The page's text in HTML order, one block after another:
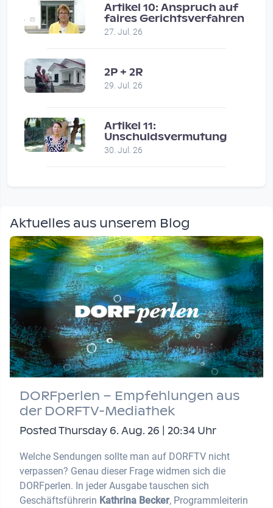
Artikel 10: Anspruch auf
faires Gerichtsverfahren
27. Jul. 26
2P + 2R
29. Jul. 26
Artikel 11:
Unschuldsvermutung
30. Jul. 26
Aktuelles aus unserem Blog
DORFperlen – Empfehlungen aus
der DORFTV-Mediathek
Posted Thursday 6. Aug. 26 | 20:34 Uhr
Welche Sendungen sollte man auf DORFTV nicht
verpassen? Genau dieser Frage widmen sich die
DORFperlen. In jeder Ausgabe tauschen sich
Geschäftsführerin Kathrina Becker, Programmleiterin